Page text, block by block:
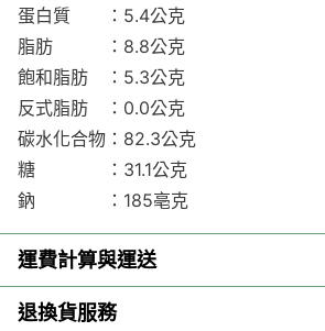
蛋白質 ：5.4公克
脂肪 ：8.8公克
飽和脂肪 ：5.3公克
反式脂肪 ：0.0公克
碳水化合物：82.3公克
糖 ：31.1公克
鈉 ：185亳克
運費計算與運送
退換貨服務